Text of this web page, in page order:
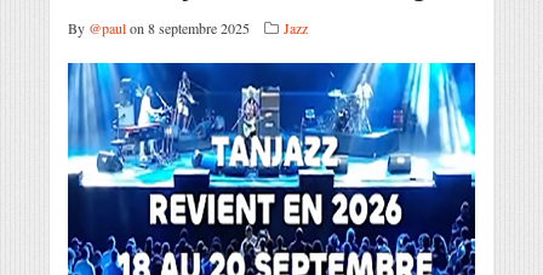
By @paulon 8 septembre 2025 Jazz